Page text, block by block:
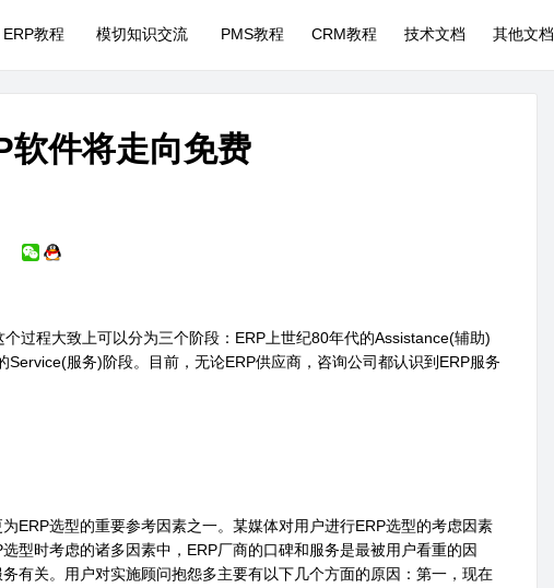
ERP教程 模切知识交流 PMS教程 CRM教程 技术文档 其他文档
软件将走向免费
程大致上可以分为三个阶段：ERP上世纪80年代的Assistance(辅助)
服务)阶段。目前，无论ERP供应商，咨询公司都认识到ERP服务
选型的重要参考因素之一。某媒体对用户进行ERP选型的考虑因素
型时考虑的诸多因素中，ERP厂商的口碑和服务是最被用户看重的因
有关。用户对实施顾问抱怨多主要有以下几个方面的原因：第一，现在